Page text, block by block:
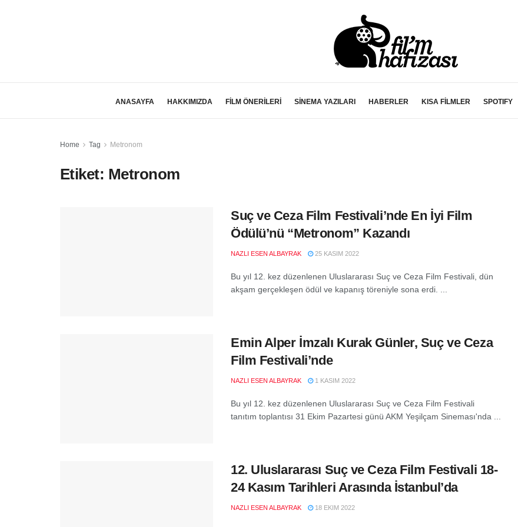
ANASAYFA HAKKIMIZDA FİLM ÖNERİLERİ SİNEMA YAZILARI HABERLER KISA FİLMLER SPOTIFY
Home Tag Metronom
Etiket: Metronom
Suç ve Ceza Film Festivali’nde En İyi Film
Ödülü’nü “Metronom” Kazandı
NAZLI ESEN ALBAYRAK 25 KASIM 2022
Bu yıl 12. kez düzenlenen Uluslararası Suç ve Ceza Film Festivali, dün
akşam gerçekleşen ödül ve kapanış töreniyle sona erdi. ...
Emin Alper İmzalı Kurak Günler, Suç ve Ceza
Film Festivali’nde
NAZLI ESEN ALBAYRAK 1 KASIM 2022
Bu yıl 12. kez düzenlenen Uluslararası Suç ve Ceza Film Festivali
tanıtım toplantısı 31 Ekim Pazartesi günü AKM Yeşilçam Sineması'nda ...
12. Uluslararası Suç ve Ceza Film Festivali 18-
24 Kasım Tarihleri Arasında İstanbul’da
NAZLI ESEN ALBAYRAK 18 EKIM 2022